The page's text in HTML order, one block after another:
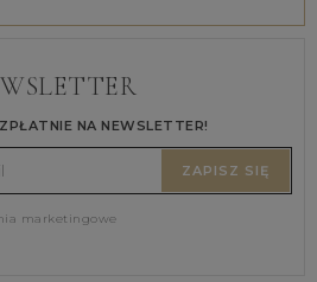
NA NEWSLETTER!
ZAPISZ SIĘ
marketingowe